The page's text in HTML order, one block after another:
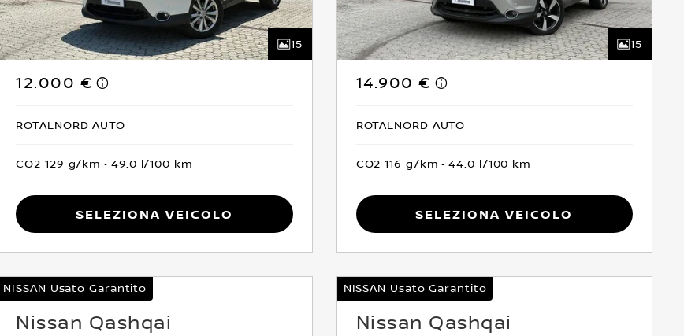
15
12.000 €
ROTALNORD AUTO
CO2 129 g/km 49.0 l/100 km
Seleziona Veicolo
15
14.900 €
ROTALNORD AUTO
CO2 116 g/km 44.0 l/100 km
Seleziona Veicolo
NISSAN Usato Garantito
Nissan Qashqai
NISSAN Usato Garantito
Nissan Qashqai